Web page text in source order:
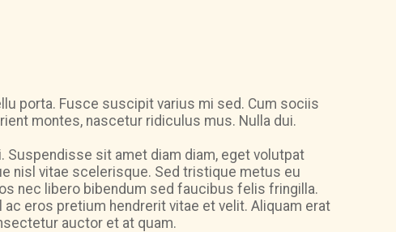
porta. Fusce suscipit varius mi sed. Cum sociis
montes, nascetur ridiculus mus. Nulla dui.
Suspendisse sit amet diam diam, eget volutpat
nisl vitae scelerisque. Sed tristique metus eu
nec libero bibendum sed faucibus felis fringilla.
eros pretium hendrerit vitae et velit. Aliquam erat
auctor et at quam.